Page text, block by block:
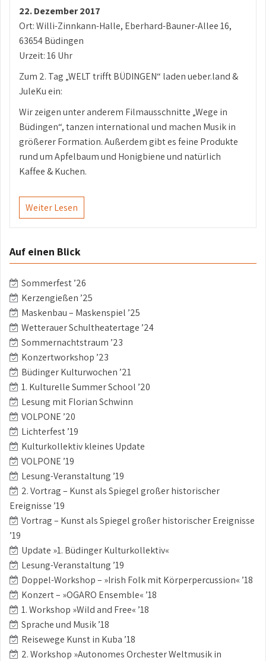
22. Dezember 2017
Ort: Willi-Zinnkann-Halle, Eberhard-Bauner-Allee 16,
63654 Büdingen
Urzeit: 16 Uhr
Zum 2. Tag „WELT trifft BÜDINGEN“ laden ueber.land &
JuleKu ein:
Wir zeigen unter anderem Filmausschnitte „Wege in
Büdingen“, tanzen international und machen Musik in
größerer Formation. Außerdem gibt es feine Produkte
rund um Apfelbaum und Honigbiene und natürlich
Kaffee & Kuchen.
Weiter Lesen
Auf einen Blick
Sommerfest ’26
Kerzengießen ’25
Maskenbau – Maskenspiel ’25
Wetterauer Schultheatertage ’24
Sommernachtstraum ’23
Konzertworkshop ’23
Büdinger Kulturwochen ’21
1. Kulturelle Summer School ’20
Lesung mit Florian Schwinn
VOLPONE ’20
Lichterfest ’19
Kulturkollektiv kleines Update
VOLPONE ’19
Lesung-Veranstaltung ’19
2. Vortrag – Kunst als Spiegel großer historischer
Ereignisse ’19
Vortrag – Kunst als Spiegel großer historischer Ereignisse
’19
Update »1. Büdinger Kulturkollektiv«
Lesung-Veranstaltung ’19
Doppel-Workshop – »Irish Folk mit Körperpercussion« ’18
Konzert – »OGARO Ensemble« ’18
1. Workshop »Wild and Free« ’18
Sprache und Musik ’18
Reisewege Kunst in Kuba ’18
2. Workshop »Autonomes Orchester Weltmusik in